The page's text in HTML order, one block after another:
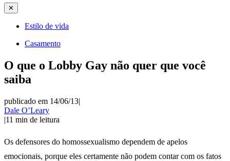
✕
Estilo de vida
Casamento
O que o Lobby Gay não quer que você
saiba
publicado em 14/06/13|
Dale O’Leary
|11 min de leitura
Os defensores do homossexualismo dependem de apelos
emocionais, porque eles certamente não podem contar com os fatos